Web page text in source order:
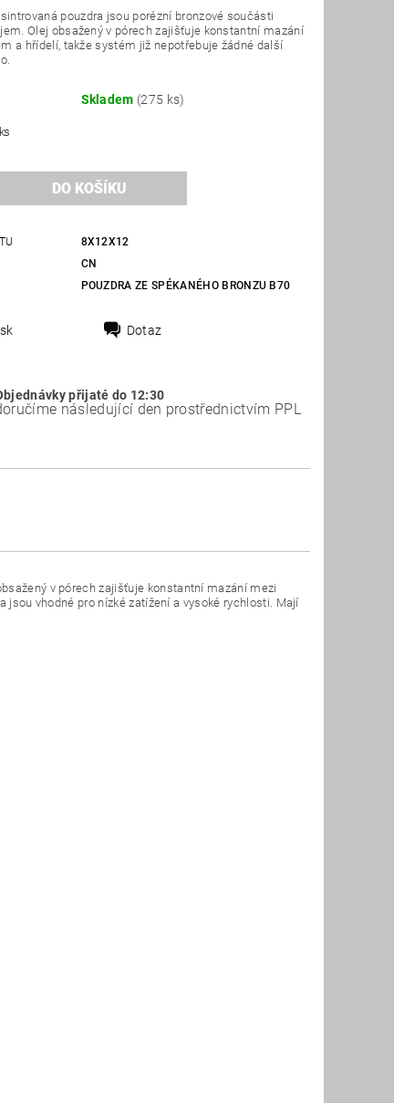
pouzdra jsou porézní bronzové součásti
Olej obsažený v pórech zajišťuje konstantní mazání
a hřídelí, takže systém již nepotřebuje žádné další
Skladem (275 ks)
8X12X12
CN
POUZDRA ZE SPÉKANÉHO BRONZU B70
Dotaz
přijaté do 12:30
následující den prostřednictvím PPL
v pórech zajišťuje konstantní mazání mezi
vhodné pro nízké zatížení a vysoké rychlosti. Mají